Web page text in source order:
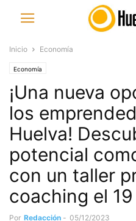
Inicio Economía
Economía
¡Una nueva
los
Huelva!
potencial
con un taller
coaching el
Por Redacción - 05/12/2023